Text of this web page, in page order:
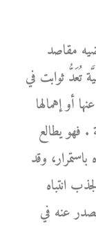
مقاصد
تُعَدُّ ثوابت في
أو إهمالها
فهو يطالع
وقد
انتباه
عنه في